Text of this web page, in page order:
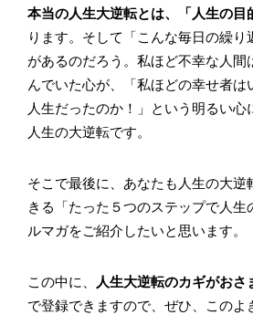
本当の人生大逆転とは、「人生の目
ります。そして「こんな毎日の繰り
があるのだろう。私ほど不幸な人間
んでいた心が、「私ほどの幸せ者は
人生だったのか！」という明るい心
人生の大逆転です。
そこで最後に、あなたも人生の大逆
きる「たった５つのステップで人生
ルマガをご紹介したいと思います。
この中に、 人生大逆転のカギがおさ
で登録できますので、ぜひ、このよ